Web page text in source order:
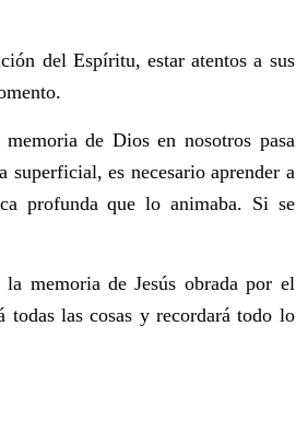
del Espíritu, estar atentos a sus
de Dios en nosotros pasa
superficial, es necesario aprender a
profunda que lo animaba. Si se
memoria de Jesús obrada por el
todas las cosas y recordará todo lo